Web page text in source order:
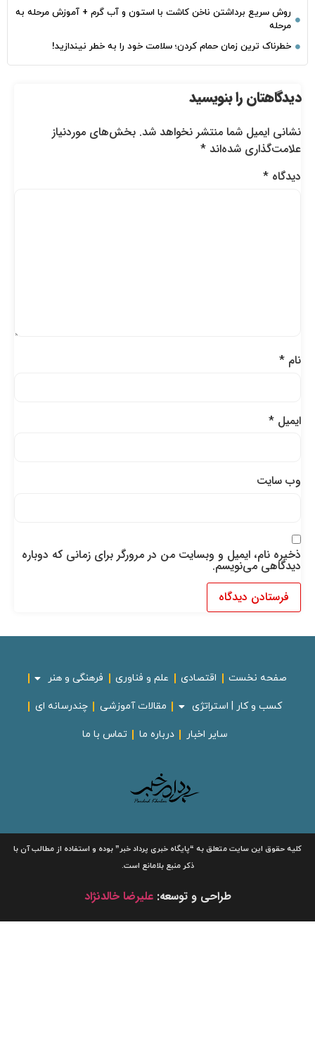
روش سریع برداشتن ناخن کاشت با استون و آب گرم + آموزش مرحله به
مرحله
خطرناک‌ ترین زمان‌ حمام کردن؛ سلامت خود را به خطر نیندازید!
دیدگاهتان را بنویسید
نشانی ایمیل شما منتشر نخواهد شد. بخش‌های موردنیاز
علامت‌گذاری شده‌اند*
دیدگاه*
نام*
ایمیل*
وب‌ سایت
ذخیره نام، ایمیل و وبسایت من در مرورگر برای زمانی که دوباره
دیدگاهی می‌نویسم.
صفحه نخست اقتصادی علم و فناوری فرهنگی و هنر
کسب و کار | استراتژی مقالات آموزشی چندرسانه ای
سایر اخبار درباره ما تماس با ما
کلیه حقوق این سایت متعلق به“پایگاه خبریپرداد خبر”بوده و استفاده از مطالب آن با
ذکر منبع بلامانع است.
طراحی و توسعه:علیرضا خالدنژاد